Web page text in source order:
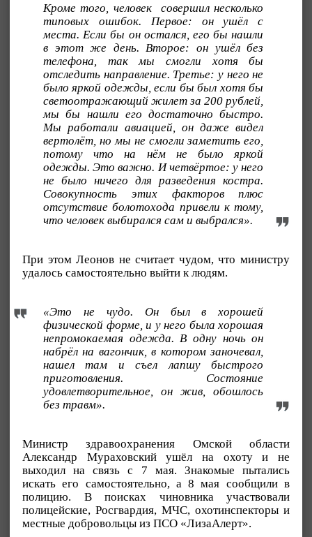
Кроме того, человек совершил несколько
типовых ошибок. Первое: он ушёл с
места. Если бы он остался, его бы нашли
в этот же день. Второе: он ушёл без
телефона, так мы смогли хотя бы
отследить направление. Третье: у него не
было яркой одежды, если бы был хотя бы
светоотражающий жилет за 200 рублей,
мы бы нашли его достаточно быстро.
Мы работали авиацией, он даже видел
вертолёт, но мы не смогли заметить его,
потому что на нём не было яркой
одежды. Это важно. И четвёртое: у него
не было ничего для разведения костра.
Совокупность этих факторов плюс
отсутствие болотохода привели к тому,
что человек выбирался сам и выбрался».
При этом Леонов не считает чудом, что министру
удалось самостоятельно выйти к людям.
«Это не чудо. Он был в хорошей
физической форме, и у него была хорошая
непромокаемая одежда. В одну ночь он
набрёл на вагончик, в котором заночевал,
нашел там и съел лапшу быстрого
приготовления. Состояние
удовлетворительное, он жив, обошлось
без травм».
Министр здравоохранения Омской области
Александр Мураховский ушёл на охоту и не
выходил на связь с 7 мая. Знакомые пытались
искать его самостоятельно, а 8 мая сообщили в
полицию. В поисках чиновника участвовали
полицейские, Росгвардия, МЧС, охотинспекторы и
местные добровольцы из ПСО «ЛизаАлерт».